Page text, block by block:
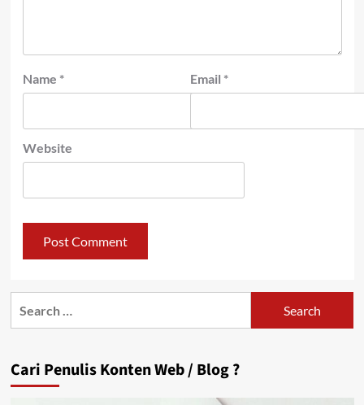
Name * Email *
Website
Cari Penulis Konten Web / Blog ?